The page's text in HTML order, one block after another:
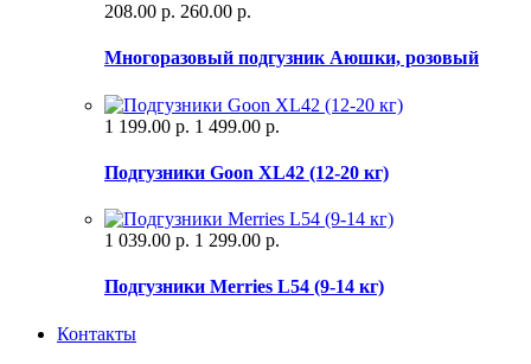
208.00 р. 260.00 р.
Многоразовый подгузник Аюшки, розовый
1 199.00 р. 1 499.00 р.
Подгузники Goon XL42 (12-20 кг)
1 039.00 р. 1 299.00 р.
Подгузники Merries L54 (9-14 кг)
Контакты